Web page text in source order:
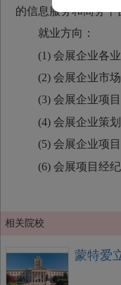
的信息服务和商务平
就业方向：
(1) 会展企业各业
(2) 会展企业市场
(3) 会展企业项目
(4) 会展企业策划
(5) 会展企业项目
(6) 会展项目经纪
相关院校
蒙特爱